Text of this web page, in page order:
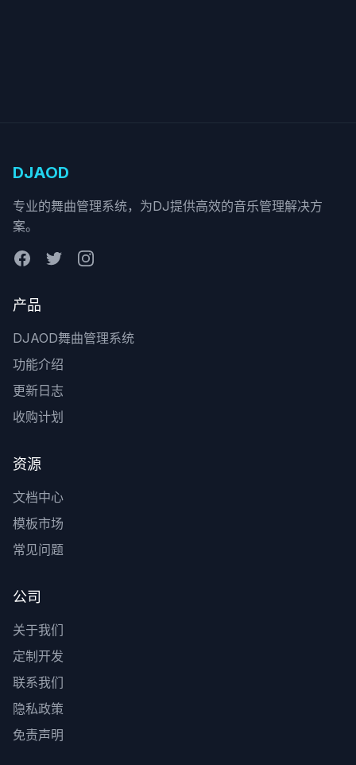
DJAOD
专业的舞曲管理系统，为DJ提供高效的音乐管理解决方
案。
产品
DJAOD舞曲管理系统
功能介绍
更新日志
收购计划
资源
文档中心
模板市场
常见问题
公司
关于我们
定制开发
联系我们
隐私政策
免责声明